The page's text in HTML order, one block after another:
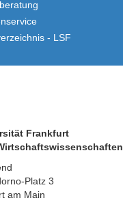
- LSF
Frankfurt
Platz 3
am Main